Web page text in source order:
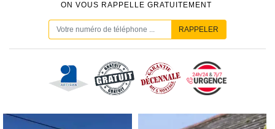
ON VOUS RAPPELLE GRATUITEMENT